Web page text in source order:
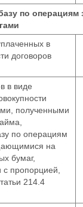
по операциям
в
договоров
в виде
полученными
по операциям
на
бумаг,
с пропорцией,
214.4